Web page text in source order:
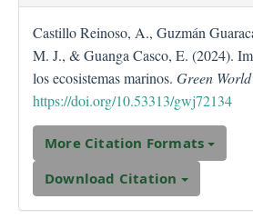
Castillo Reinoso, A., Guzmán
M. J., & Guanga Casco, E. (2024).
los ecosistemas marinos. Green
https://doi.org/10.53313/gwj72134
More Citation Formats
Download Citation